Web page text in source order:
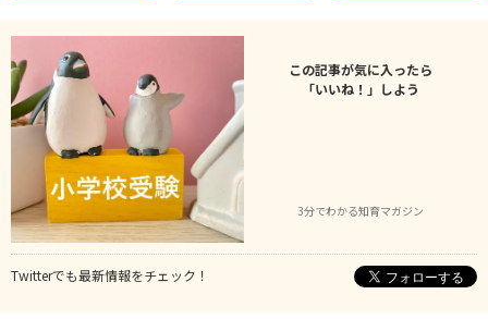
この記事が気に入ったら
「いいね！」しよう
3分でわかる知育マガジン
Twitterでも最新情報をチェック！